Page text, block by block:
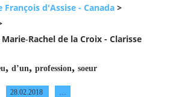
d'Assise - Canada >
de la Croix - Clarisse
, d’un, profession, soeur
28.02.2018